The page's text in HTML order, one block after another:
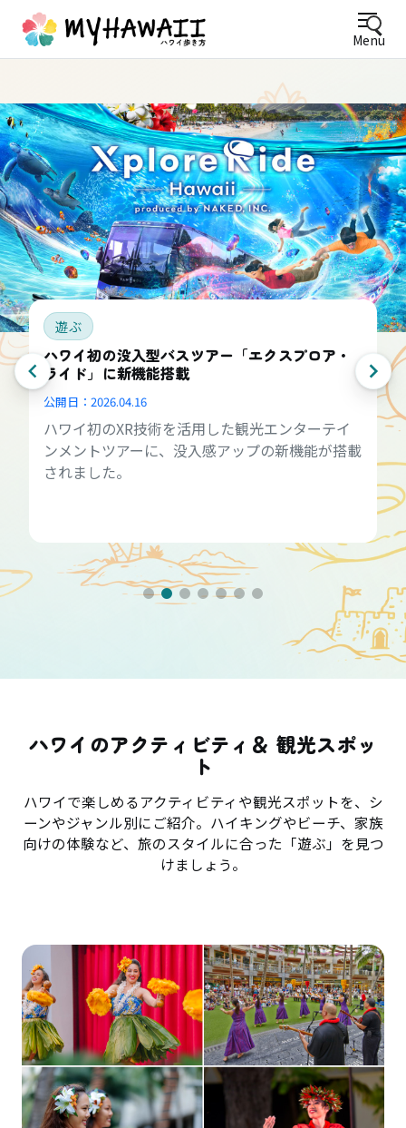
Menu
遊ぶ
ハワイ初の没入型バスツアー「エクスプロア・
ライド」に新機能搭載
公開日： 2026.04.16
ハワイ初のXR技術を活用した観光エンターテイ
ンメントツアーに、没入感アップの新機能が搭載
されました。
ハワイのアクティビティ＆ 観光スポッ
ト
ハワイで楽しめるアクティビティや観光スポットを、シ
ーンやジャンル別にご紹介。ハイキングやビーチ、家族
向けの体験など、旅のスタイルに合った「遊ぶ」を見つ
けましょう。